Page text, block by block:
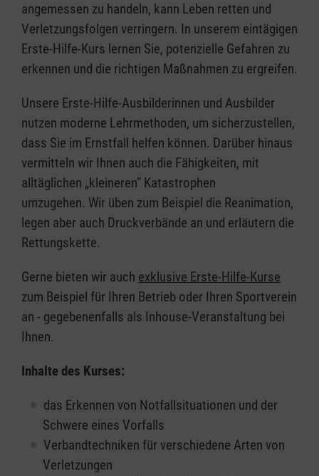
angemessen zu handeln, kann Leben retten und
Verletzungsfolgen verringern. In unserem eintägigen
Erste-Hilfe-Kurs lernen Sie, potenzielle Gefahren zu
erkennen und die richtigen Maßnahmen zu ergreifen.
Unsere Erste-Hilfe-Ausbilderinnen und Ausbilder
nutzen moderne Lehrmethoden, um sicherzustellen,
dass Sie im Ernstfall helfen können. Darüber hinaus
vermitteln wir Ihnen auch die Fähigkeiten, mit
alltäglichen „kleineren” Katastrophen
umzugehen. Wir üben zum Beispiel die Reanimation,
legen aber auch Druckverbände an und erläutern die
Rettungskette.
Gerne bieten wir auch exklusive Erste-Hilfe-Kurse
zum Beispiel für Ihren Betrieb oder Ihren Sportverein
an - gegebenenfalls als Inhouse-Veranstaltung bei
Ihnen.
Inhalte des Kurses:
das Erkennen von Notfallsituationen und der
Schwere eines Vorfalls
Verbandtechniken für verschiedene Arten von
Verletzungen